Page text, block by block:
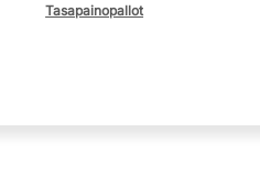
Tasapainopallot